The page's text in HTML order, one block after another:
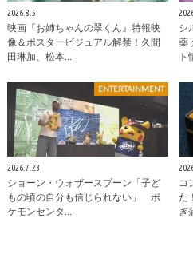
2026.8.5
映画『お姉ちゃんの翠くん』特報映
像＆ポスタービジュアル解禁！久間
田琳加、松本…
シ
薬
ト
ENTERTAINMENT
2026.7.23
ショーン・ウォザースプーン「子ど
もの頃の自分も信じられない」 ポ
ケモンセンタ…
コ
た
ぎ